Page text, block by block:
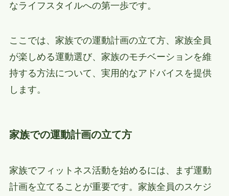
なライフスタイルへの第一歩です。
ここでは、家族での運動計画の立て方、家族全員
が楽しめる運動選び、家族のモチベーションを維
持する方法について、実用的なアドバイスを提供
します。
家族での運動計画の立て方
家族でフィットネス活動を始めるには、まず運動
計画を立てることが重要です。家族全員のスケジ